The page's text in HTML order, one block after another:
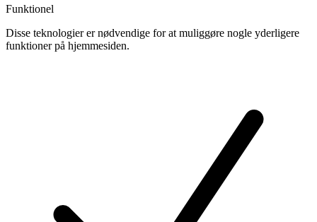
Funktionel
Disse teknologier er nødvendige for at muliggøre nogle yderligere
funktioner på hjemmesiden.